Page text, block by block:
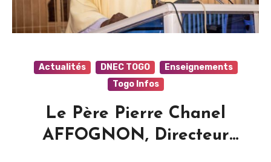
Actualités DNEC TOGO
Enseignements
Togo Infos
Le Père Pierre Chanel
AFFOGNON, Directeur